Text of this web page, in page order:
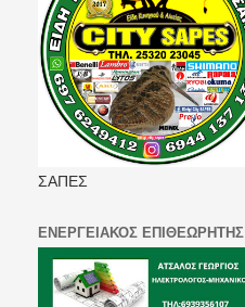
ΣΑΠΕΣ
ΕΝΕΡΓΕΙΑΚΟΣ ΕΠΙΘΕΩΡΗΤΗΣ